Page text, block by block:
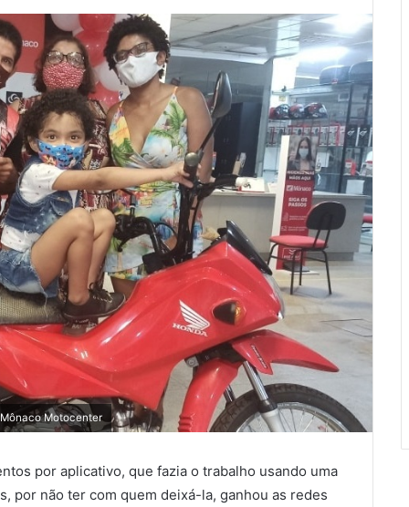
Motocenter
por aplicativo, que fazia o trabalho usando uma
por não ter com quem deixá-la, ganhou as redes